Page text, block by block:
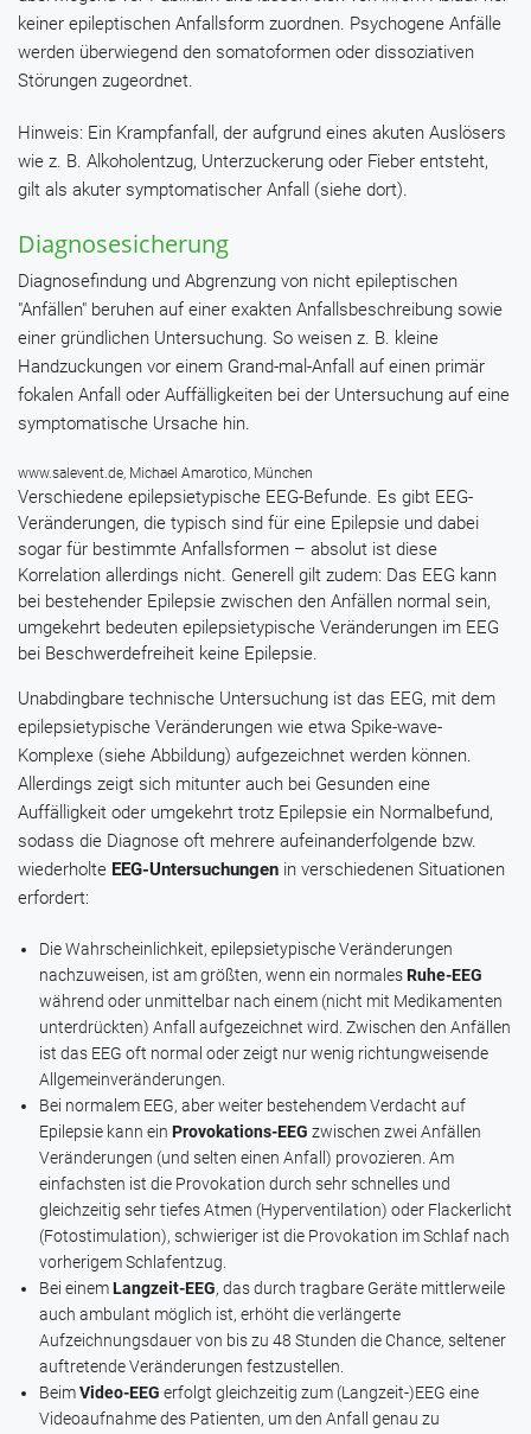
keiner epileptischen Anfallsform zuordnen. Psychogene Anfälle
werden überwiegend den somatoformen oder dissoziativen
Störungen zugeordnet.
Hinweis: Ein Krampfanfall, der aufgrund eines akuten Auslösers
wie z. B. Alkoholentzug, Unterzuckerung oder Fieber entsteht,
gilt als akuter symptomatischer Anfall (siehe dort).
Diagnosesicherung
Diagnosefindung und Abgrenzung von nicht epileptischen
"Anfällen" beruhen auf einer exakten Anfallsbeschreibung sowie
einer gründlichen Untersuchung. So weisen z. B. kleine
Handzuckungen vor einem Grand-mal-Anfall auf einen primär
fokalen Anfall oder Auffälligkeiten bei der Untersuchung auf eine
symptomatische Ursache hin.
www.salevent.de, Michael Amarotico, München
Verschiedene epilepsietypische EEG-Befunde. Es gibt EEG-
Veränderungen, die typisch sind für eine Epilepsie und dabei
sogar für bestimmte Anfallsformen – absolut ist diese
Korrelation allerdings nicht. Generell gilt zudem: Das EEG kann
bei bestehender Epilepsie zwischen den Anfällen normal sein,
umgekehrt bedeuten epilepsietypische Veränderungen im EEG
bei Beschwerdefreiheit keine Epilepsie.
Unabdingbare technische Untersuchung ist das EEG, mit dem
epilepsietypische Veränderungen wie etwa Spike-wave-
Komplexe (siehe Abbildung) aufgezeichnet werden können.
Allerdings zeigt sich mitunter auch bei Gesunden eine
Auffälligkeit oder umgekehrt trotz Epilepsie ein Normalbefund,
sodass die Diagnose oft mehrere aufeinanderfolgende bzw.
wiederholte EEG-Untersuchungen in verschiedenen Situationen
erfordert:
Die Wahrscheinlichkeit, epilepsietypische Veränderungen
nachzuweisen, ist am größten, wenn ein normalesRuhe-EEG
während oder unmittelbar nach einem (nicht mit Medikamenten
unterdrückten) Anfall aufgezeichnet wird. Zwischen den Anfällen
ist das EEG oft normal oder zeigt nur wenig richtungweisende
Allgemeinveränderungen.
Bei normalem EEG, aber weiter bestehendem Verdacht auf
Epilepsie kann ein Provokations-EEG zwischen zwei Anfällen
Veränderungen (und selten einen Anfall) provozieren. Am
einfachsten ist die Provokation durch sehr schnelles und
gleichzeitig sehr tiefes Atmen (Hyperventilation) oder Flackerlicht
(Fotostimulation), schwieriger ist die Provokation im Schlaf nach
vorherigem Schlafentzug.
Bei einemLangzeit-EEG, das durch tragbare Geräte mittlerweile
auch ambulant möglich ist, erhöht die verlängerte
Aufzeichnungsdauer von bis zu 48 Stunden die Chance, seltener
auftretende Veränderungen festzustellen.
BeimVideo-EEG erfolgt gleichzeitig zum (Langzeit-)EEG eine
Videoaufnahme des Patienten, um den Anfall genau zu